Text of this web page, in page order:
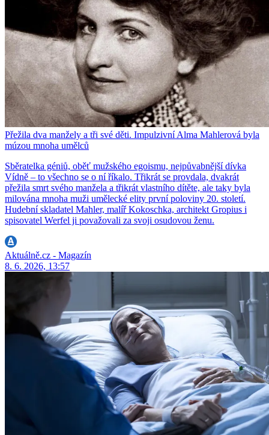
Přežila dva manžely a tři své děti. Impulzivní Alma Mahlerová byla
múzou mnoha umělců
Sběratelka géniů, oběť mužského egoismu, nejpůvabnější dívka
Vídně – to všechno se o ní říkalo. Třikrát se provdala, dvakrát
přežila smrt svého manžela a třikrát vlastního dítěte, ale taky byla
milována mnoha muži umělecké elity první poloviny 20. století.
Hudební skladatel Mahler, malíř Kokoschka, architekt Gropius i
spisovatel Werfel ji považovali za svoji osudovou ženu.
Aktuálně.cz - Magazín
8. 6. 2026, 13:57